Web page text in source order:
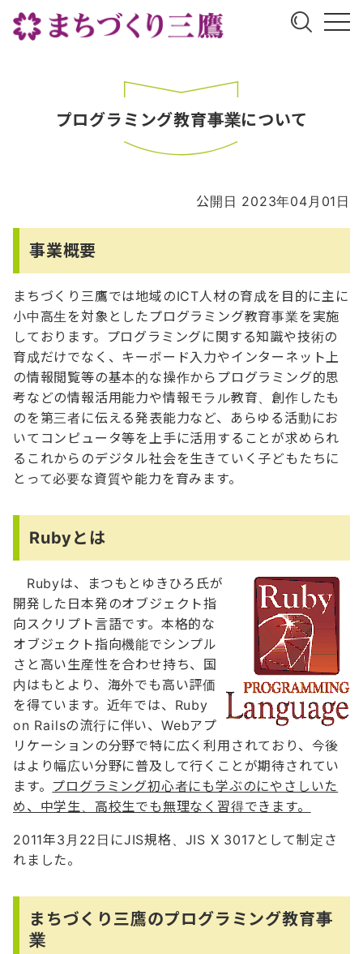
プログラミング教育事業について
公開日 2023年04月01日
事業概要
まちづくり三鷹では地域のICT人材の育成を目的に主に
小中高生を対象としたプログラミング教育事業を実施
しております。プログラミングに関する知識や技術の
育成だけでなく、キーボード入力やインターネット上
の情報閲覧等の基本的な操作からプログラミング的思
考などの情報活用能力や情報モラル教育、創作したも
のを第三者に伝える発表能力など、あらゆる活動にお
いてコンピュータ等を上手に活用することが求められ
るこれからのデジタル社会を生きていく子どもたちに
とって必要な資質や能力を育みます。
Rubyとは
Rubyは、まつもとゆきひろ氏が
開発した日本発のオブジェクト指
向スクリプト言語です。本格的な
オブジェクト指向機能でシンプル
さと高い生産性を合わせ持ち、国
内はもとより、海外でも高い評価
を得ています。近年では、Ruby
on Railsの流行に伴い、Webアプ
リケーションの分野で特に広く利用されており、今後
はより幅広い分野に普及して行くことが期待されてい
ます。 プログラミング初心者にも学ぶのにやさしいた
め、中学生、高校生でも無理なく習得できます。
2011年3月22日にJIS規格、JIS X 3017として制定さ
れました。
まちづくり三鷹のプログラミング教育事
業